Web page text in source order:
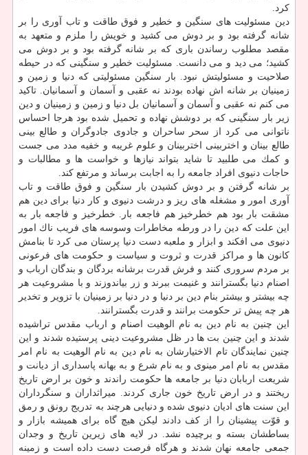
كرد.
دین مسئولیت های سنگین و خطیر و فوق طاقت و تاب آوری را بر
شانه گرفته بود و بر دوش می كشید و خویش را ملزم و متعهد به
مقصد مطلوب رساندن باری كه بر شانه گرفته بود و بر دوش می
كشید؛ می دید و می دانست. مسئولیت خطیر و سنگینی كه در حیطه
صلاحیت و مسئولیتش نبود. بار سنگین مسئولیتی كه دنیا و زمین و
زمینیان بر شانه اش نهاده بودند نه عقبی و آسمان و آسمانیان. تاكید
می كنم نه عقبی و آسمان و آسمانیان بل دنیا و زمین و زمینیان و دین
زیر بار سنگینی كه بر دوشش نهاده و تحمیل شده بود هرجا احساس
ناتوانی می كرد از سحر ساحران و جادوی جادوگران و طالع بینی
طالع بینان و اختربینی اختربینان و علوم غریبه و خفیه مدد می جست
و كمك می طلبید تا شاید بتواند نیازها و خواست ها و مطالبات و
حاجات دنیوی افراد جامعه را به اجابت برساند و مرتفع كند.
بر شانه گرفتن و بر دوش كشیدن بار سنگین و فوق طاقت و تاب
آوری امور و مشغله های ریز و درشت دنیوی و كار دنیا برای دین هم
مشقت بار بود هم خطرخیز هم فاجعه بار. خطرخیز و فاجعه بار به
این علت كه دین را در ورطه مخاطرات وسوسه های فریب ناك امور
دنیوی می افكند و ابزار و ملعبه دست دنیا پرستان می كرد تا بنامش
كانون ها و مراكز قدرت و ثروت و سیاست و حكومت های فرعونی
بر مردم سروری كنند و فرش قدرت برشانه بردگان و بندگان ارباب و
اصنام دنیا بگسترانند و غنیمت ببرند و زر بیاندوزند و با مشروعیت هر
چه بیشتر و بیشتر بنام دین بر دنیا و در دنیا بر زمینیان با تزویر و تخدیر
هر چه پیش تر حكومت برانند و قدرت بگسترانند.
این چنین به نام دین به نام الوهیت اصنام و ارباب مقدس تراشیده
شدند و این چنین بت ها در ظل مشروعیت دینی پرستیده شدند و این
چنین نمایندگان تام الاختیارشان به نام دین به نام الوهیت به نام امر
مقدس به نام امر مینوی و به نام شرع و به بهانه پاسداری از دیانت و
شریعت اربابان دنیا بر جامعه ها حكومت راندند و خون بر ارض تاریخ
ریختند و در ارض تاریخ خون جاری كردند. میراثداران و سنگرداران
این سنت های ادیان دنیوی شده و دنیایی هرچند به تدریج رونق و رمق
و قوّت پیشینان را از كف دادند لیكن هیچ گاه برای همیشه بازار و
بساطشان بسته و برچیده نشد. در لایه های زیرین تاریخ و وجدان
جمعی جامعه نهان شدند و هرگاه فرصت دست داده است و زمینه